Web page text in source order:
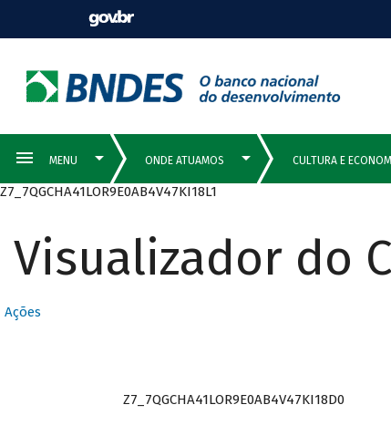
Z7_7QGCHA41LOR9E0AB4V47KI18L1
Visualizador do
Ações
Z7_7QGCHA41LOR9E0AB4V47KI18D0